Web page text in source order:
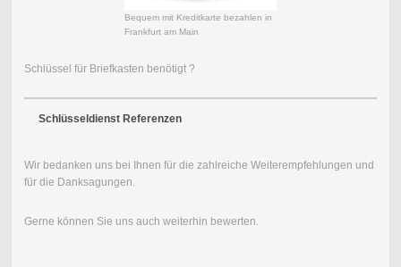
Bequem mit Kreditkarte bezahlen in
Frankfurt am Main
Schlüssel für Briefkasten benötigt ?
Schlüsseldienst Referenzen
Wir bedanken uns bei Ihnen für die zahlreiche Weiterempfehlungen und
für die Danksagungen.
Gerne können Sie uns auch weiterhin bewerten.